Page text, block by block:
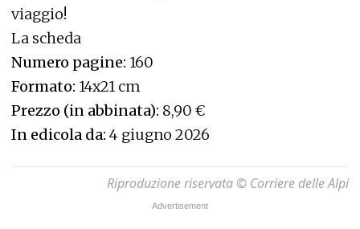
viaggio!
La scheda
Numero pagine: 160
Formato: 14x21 cm
Prezzo (in abbinata): 8,90 €
In edicola da: 4 giugno 2026
Riproduzione riservata © Corriere delle Alpi